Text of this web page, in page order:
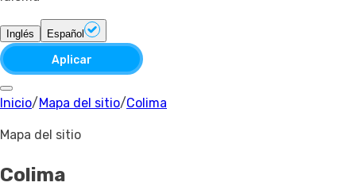
Inglés Español
Aplicar
Inicio/ Mapa del sitio/Colima
Mapa del sitio
Colima